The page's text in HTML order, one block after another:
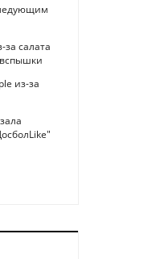
салата
из-за